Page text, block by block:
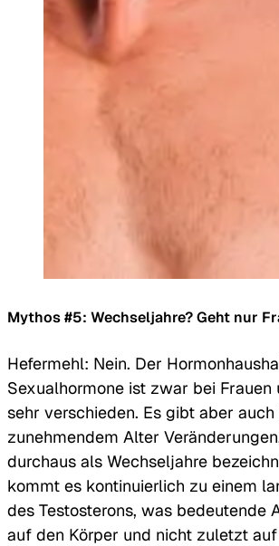
Mythos #5: Wechseljahre? Geht nur
Hefermehl: Nein. Der
Sexualhormone ist zwar bei Frauen
sehr verschieden. Es gibt aber
zunehmendem Alter
durchaus als Wechseljahre
kommt es kontinuierlich zu einem
des Testosterons, was bedeutende
auf den Körper und nicht zuletzt